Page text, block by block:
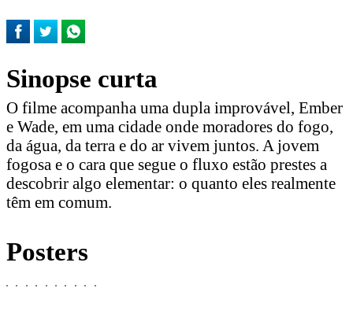
Sinopse curta
O filme acompanha uma dupla improvável, Ember
e Wade, em uma cidade onde moradores do fogo,
da água, da terra e do ar vivem juntos. A jovem
fogosa e o cara que segue o fluxo estão prestes a
descobrir algo elementar: o quanto eles realmente
têm em comum.
Posters